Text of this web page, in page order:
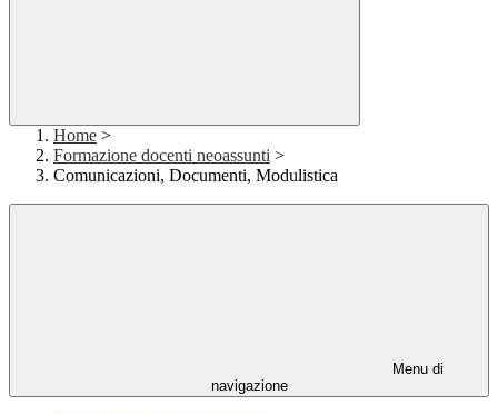
Home >
Formazione docenti neoassunti >
Comunicazioni, Documenti, Modulistica
Menu di
navigazione